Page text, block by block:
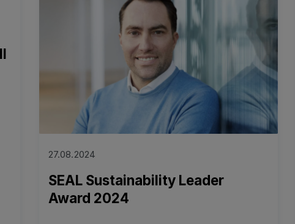
27.08.2024
SEAL Sustainability Leader
Award 2024